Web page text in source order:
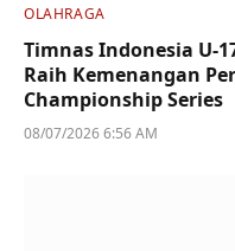
OLAHRAGA
Timnas Indonesia U-
Raih Kemenangan
Championship Series
08/07/2026 6:56 AM